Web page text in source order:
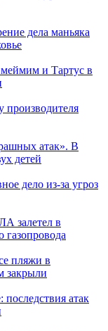
дела маньяка
и Тартус в
производителя
атак». В
детей
дело из-за угроз
залетел в
газопровода
пляжи в
закрыли
атак